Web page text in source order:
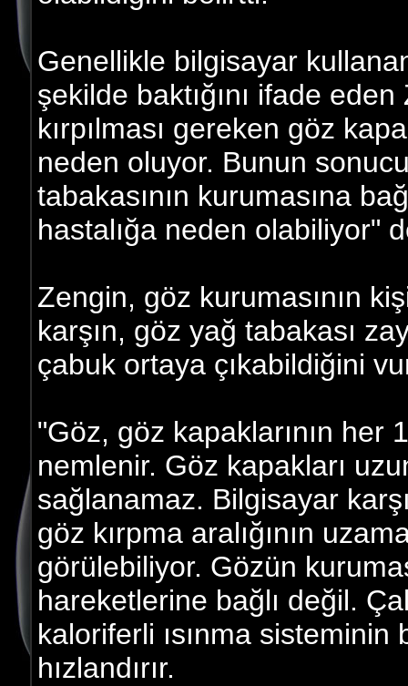
Genellikle bilgisayar
şekilde baktığını ifade
kırpılması gereken göz
neden oluyor. Bunun
tabakasının kurumasına
hastalığa neden olabiliyor"
Zengin, göz kurumasının
karşın, göz yağ tabakası
çabuk ortaya çıkabildiğini
"Göz, göz kapaklarının her
nemlenir. Göz kapakları
sağlanamaz. Bilgisayar
göz kırpma aralığının
görülebiliyor. Gözün
hareketlerine bağlı değil.
kaloriferli ısınma sisteminin
hızlandırır.